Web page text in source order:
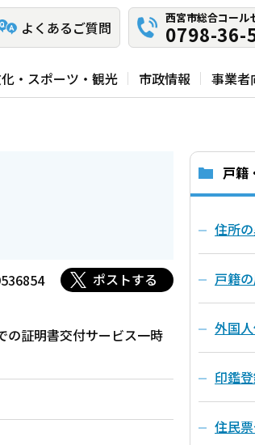
よくあるご質問
西宮市総合コール
0798-36-
・スポーツ・観光 市政情報 事業者
ポストする
の証明書交付サービス一時
戸籍
住所
戸籍
外国
印鑑
住民